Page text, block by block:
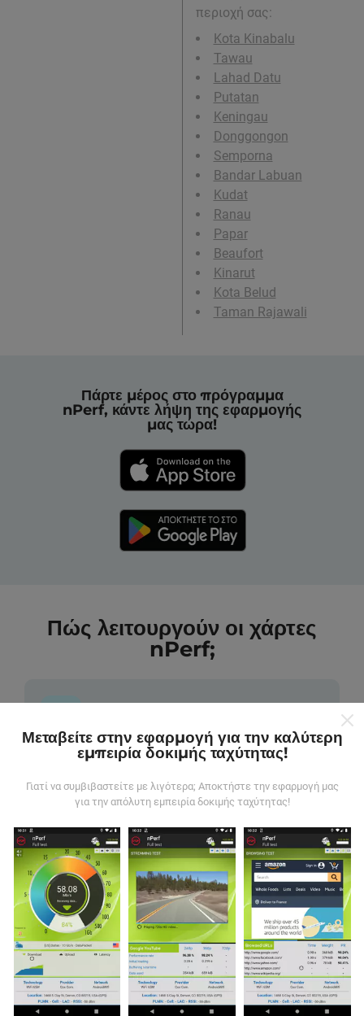
περιοχή σας:
Kota Kinabalu
Tawau
Lahad Datu
Putatan
Keningau
Donggongon
Semporna
Bandar Labuan
Kudat
Ranau
Papar
Beaufort
Kinarut
Kota Belud
Taman Rajawali
Πάρτε μέρος στο πρόγραμμα
nPerf, κάντε λήψη της εφαρμογής
μας τώρα!
Πώς λειτουργούν οι χάρτες
nPerf;
Από πού προέρχονται τα δεδομένα;
Τα δεδομένα συλλέγονται από δοκιμές που
nPerf. Αυτές είναι οι δοκιμές που διεξάγονται σε
πραγματικές συνθήκες, απευθείας στο πεδίο. Αν
θέλετε να συμμετάσχετε επίσης, το μόνο που έχετε
να κάνετε είναι να κατεβάσετε την εφαρμογή nPerf
στο smartphone σας.Όσο περισσότερα δεδομένα
υπάρχουν, τόσο πιο ολοκληρωμένοι θα είναι οι
χάρτες!
Μεταβείτε στην εφαρμογή για την καλύτερη
εμπειρία δοκιμής ταχύτητας!
Γιατί να συμβιβαστείτε με λιγότερα; Αποκτήστε την εφαρμογή μας
για την απόλυτη εμπειρία δοκιμής ταχύτητας!